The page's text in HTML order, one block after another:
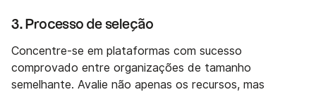
3. Processo de seleção
Concentre-se em plataformas com sucesso
comprovado entre organizações de tamanho
semelhante. Avalie não apenas os recursos, mas